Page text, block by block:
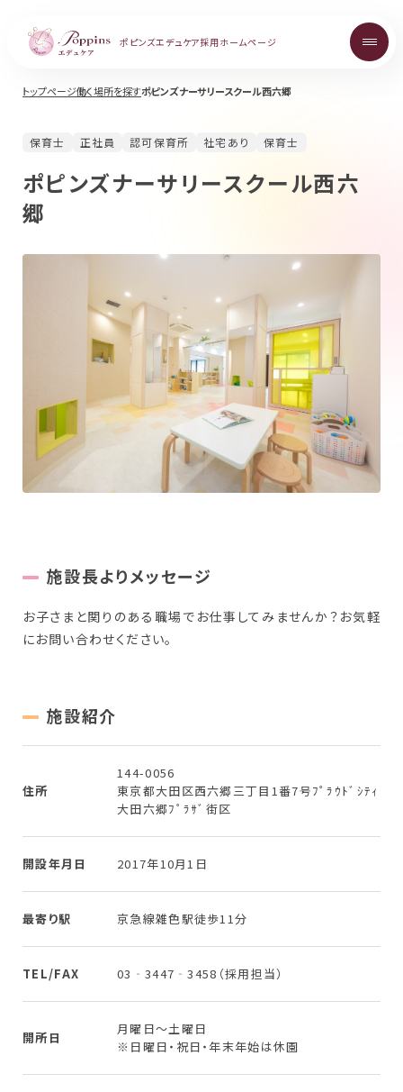
ポピンズエデュケア採用ホームページ
ポピンズエデュケアを知る
Topics
Career
中途採用について
New Graduate
新卒採用について
Workplace
トップページ働く場所を探すポピンズナーサリースクール西六郷
保育士 正社員 認可保育所 社宅あり 保育士
ポピンズナーサリースクール西六
郷
施設長よりメッセージ
お子さまと関りのある職場でお仕事してみませんか？お気軽
にお問い合わせください。
施設紹介
住所
144-0056
東京都大田区西六郷三丁目1番7号ﾌﾟﾗｳﾄﾞｼﾃｨ
大田六郷ﾌﾟﾗｻﾞ街区
開設年月日 2017年10月1日
最寄り駅 京急線雑色駅徒歩11分
TEL/FAX 03‐3447‐3458（採用担当）
開所日
月曜日～土曜日
※日曜日・祝日・年末年始は休園